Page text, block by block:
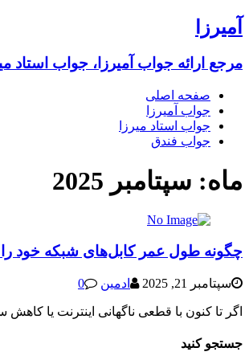
آمیرزا
مرجع ارائه جواب آمیرزا، جواب استاد
صفحه اصلی
جواب آمیرزا
جواب استاد میرزا
جواب فندق
ماه: سپتامبر 2025
چگونه طول عمر کابل‌های شبکه خود
سپتامبر 21, 2025 ادمین 0
اگر تا کنون با قطعی ناگهانی اینترنت یا
جستجو کنید